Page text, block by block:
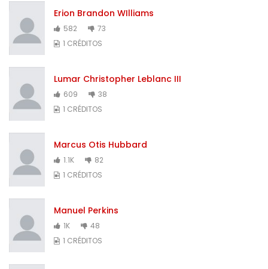
Erion Brandon WIlliams
582
73
1 CRÉDITOS
Lumar Christopher Leblanc III
609
38
1 CRÉDITOS
Marcus Otis Hubbard
1.1K
82
1 CRÉDITOS
Manuel Perkins
1K
48
1 CRÉDITOS